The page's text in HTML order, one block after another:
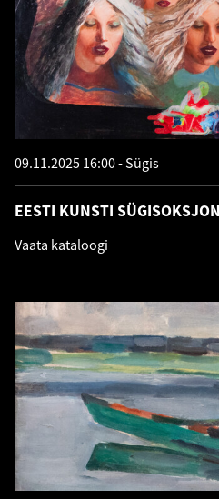
EESTI KUNSTI
09.11.2025 16:00 Sügis
Vaata kataloogi